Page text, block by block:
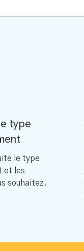
type
le type
et les
souhaitez.